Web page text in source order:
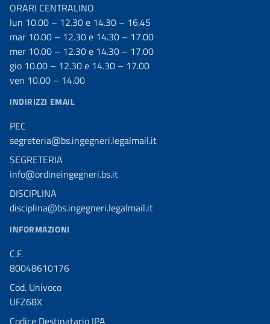
ORARI CENTRALINO
lun 10.00 – 12.30 e 14.30 – 16.45
mar 10.00 – 12.30 e 14.30 – 17.00
mer 10.00 – 12.30 e 14.30 – 17.00
gio 10.00 – 12.30 e 14.30 – 17.00
ven 10.00 – 14.00
INDIRIZZI EMAIL
PEC
segreteria@bs.ingegneri.legalmail.it
SEGRETERIA
info@ordineingegneri.bs.it
DISCIPLINA
disciplina@bs.ingegneri.legalmail.it
INFORMAZIONI
C.F.
80048610176
Cod. Univoco
UFZ68X